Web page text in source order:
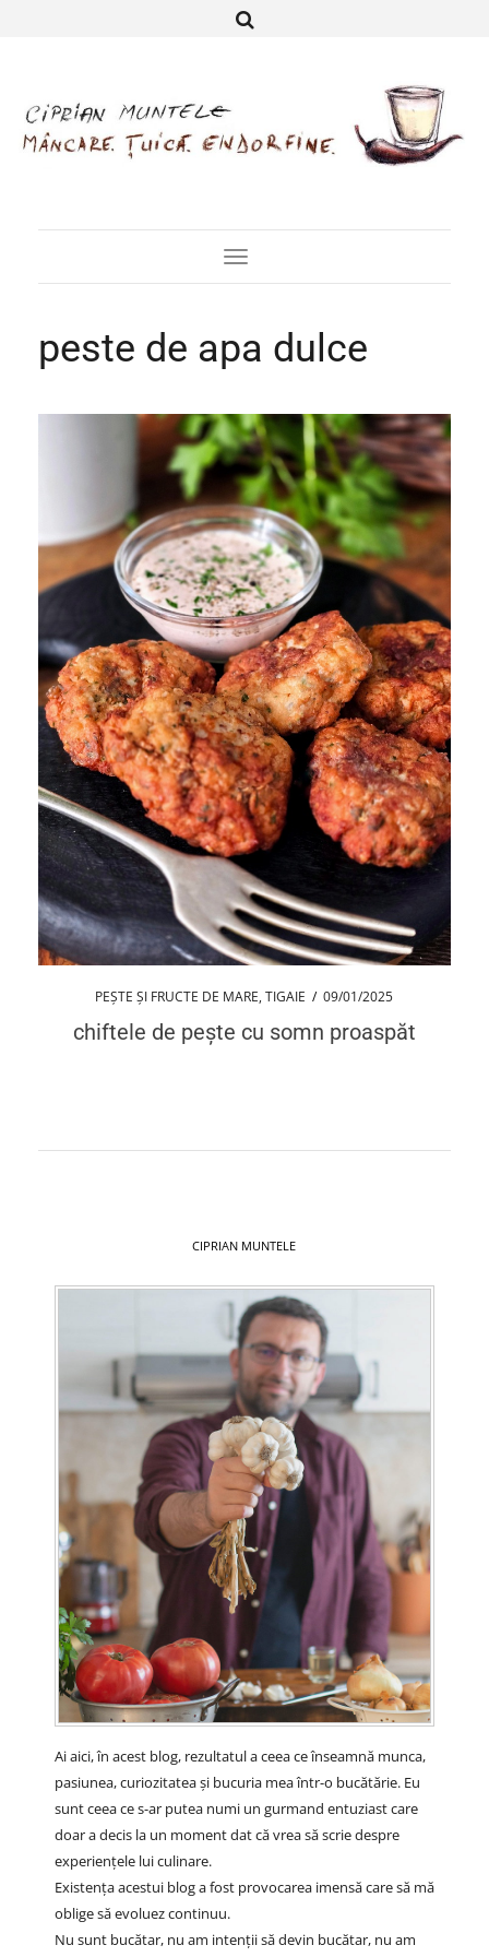
Toggle
Navigation
peste de apa dulce
PEȘTE ȘI FRUCTE DE MARE,TIGAIE / 09/01/2025
chiftele de pește cu somn proaspăt
CIPRIAN MUNTELE
Ai aici, în acest blog, rezultatul a ceea ce înseamnă munca,
pasiunea, curiozitatea și bucuria mea într-o bucătărie. Eu
sunt ceea ce s-ar putea numi un gurmand entuziast care
doar a decis la un moment dat că vrea să scrie despre
experiențele lui culinare.
Existența acestui blog a fost provocarea imensă care să mă
oblige să evoluez continuu.
Nu sunt bucătar, nu am intenții să devin bucătar, nu am